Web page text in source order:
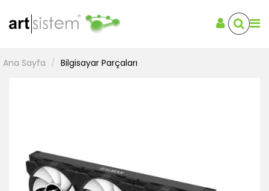
Ana Sayfa Bilgisayar Parçaları